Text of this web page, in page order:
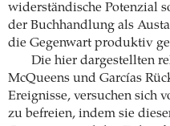
widerständische Potenzial
der Buchhandlung als
die Gegenwart produktiv
Die hier dargestellten
McQueens und Garcías
Ereignisse, versuchen sich
zu befreien, indem sie